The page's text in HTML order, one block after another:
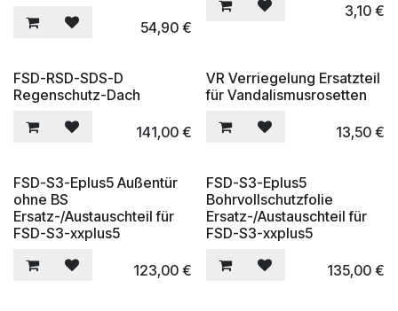
54,90€
3,10€
FSD-RSD-SDS-D
Regenschutz-Dach
141,00€
VR Verriegelung Ersatzteil
für Vandalismusrosetten
13,50€
FSD-S3-Eplus5 Außentür
ohne BS
Ersatz-/Austauschteil für
FSD-S3-xxplus5
123,00€
FSD-S3-Eplus5
Bohrvollschutzfolie
Ersatz-/Austauschteil für
FSD-S3-xxplus5
135,00€